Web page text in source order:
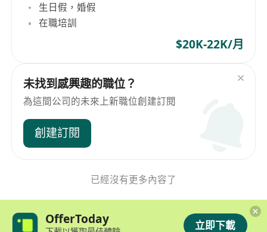
生日假，婚假
在職培訓
$20K-22K/月
未找到感興趣的職位？
為這間公司的未來上新職位創建訂閱
創建訂閱
已經沒有更多內容了
OfferToday 立即下載